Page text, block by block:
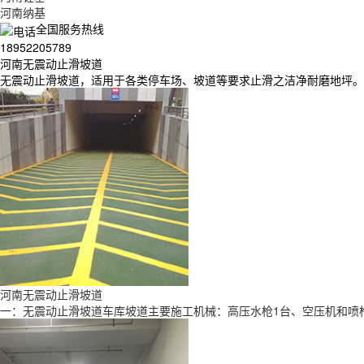
河南纳基
全国服务热线
18952205789
河南无震动止滑坡道
无震动止滑坡道，适用于各类停车场、坡道等要求止滑之洁净耐磨地坪。
河南无震动止滑坡道
一：无震动止滑坡道车库坡道主要施工机械：高压水枪1台、空压机和喷